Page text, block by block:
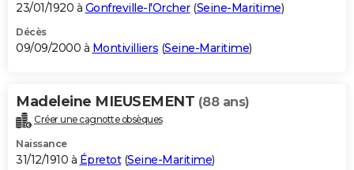
23/01/1920 à Gonfreville-l'Orcher(Seine-Maritime)
Décès
09/09/2000 à Montivilliers (Seine-Maritime)
Madeleine MIEUSEMENT (88 ans)
Créer une cagnotte obsèques
Naissance
31/12/1910 à Épretot(Seine-Maritime)